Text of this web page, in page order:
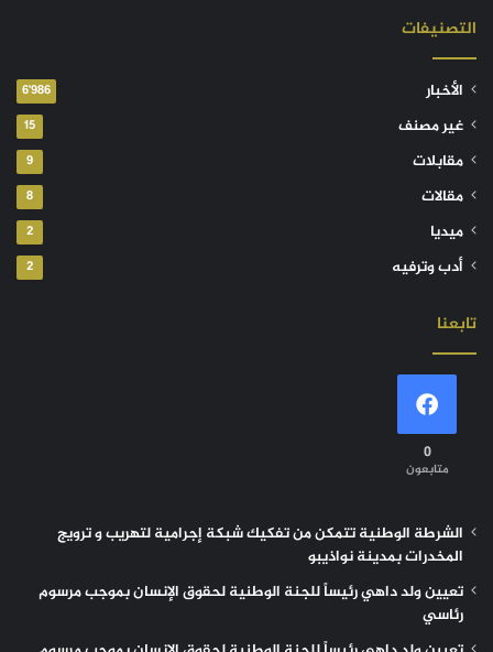
التصنيفات
الأخبار 6٬986
غير مصنف 15
مقابلات 9
مقالات 8
ميديا 2
أدب وترفيه 2
تابعنا
0
متابعون
الشرطة الوطنية تتمكن من تفكيك شبكة إجرامية لتهريب و ترويج
المخدرات بمدينة نواذيبو
تعيين ولد داهي رئيساً للجنة الوطنية لحقوق الإنسان بموجب مرسوم
رئاسي